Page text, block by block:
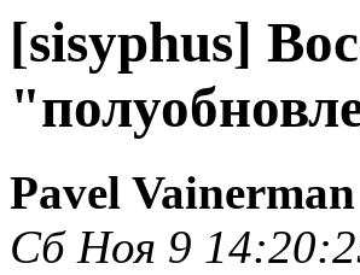
[sisyphus]
Pavel Vainerman
Сб Ноя 9